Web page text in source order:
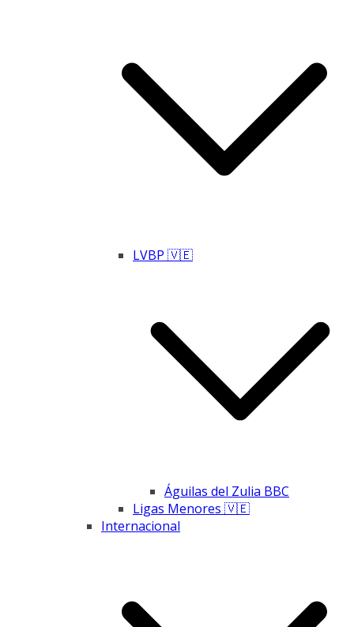
LVBP 🇻🇪
Águilas del Zulia BBC
Ligas Menores 🇻🇪
Internacional